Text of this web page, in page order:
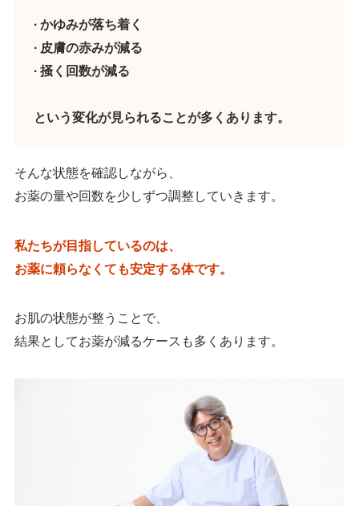
∙ かゆみが落ち着く
∙ 皮膚の赤みが減る
∙ 掻く回数が減る
という変化が見られることが多くあります。
そんな状態を確認しながら、
お薬の量や回数を少しずつ調整していきます。
私たちが目指しているのは、
お薬に頼らなくても安定する体です。
お肌の状態が整うことで、
結果としてお薬が減るケースも多くあります。